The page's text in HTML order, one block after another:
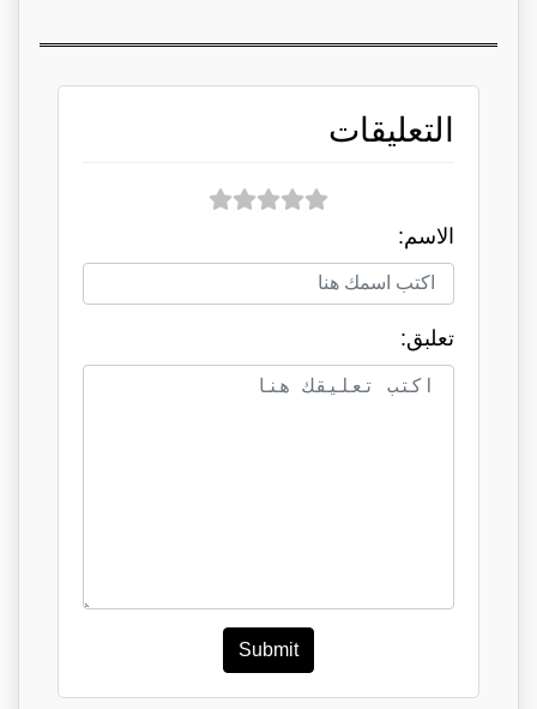
التعليقات
الاسم:
تعلبق:
Submit